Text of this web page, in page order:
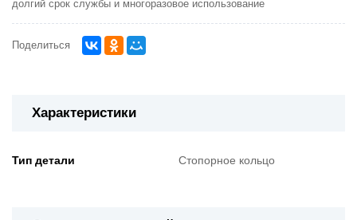
долгий срок службы и многоразовое использование
Поделиться
Характеристики
Тип детали Стопорное кольцо